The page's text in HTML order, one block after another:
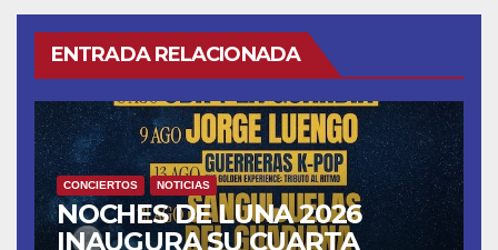
ENTRADA RELACIONADA
CONCIERTOS NOTICIAS
NOCHES DE LUNA 2026
INAUGURA SU CUARTA